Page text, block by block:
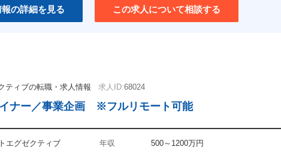
の詳細を見る この求人について相談する
ティブの転職・求人情報 求人ID:68024
イナー／事業企画 ※フルリモート可能
エグゼクティブ 年収 500～1200万円